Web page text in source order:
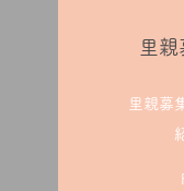
里
里親募